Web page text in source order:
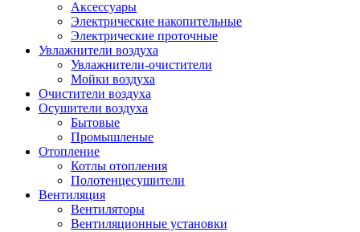
Аксессуары
Электрические накопительные
Электрические проточные
Увлажнители воздуха
Увлажнители-очистители
Мойки воздуха
Очистители воздуха
Осушители воздуха
Бытовые
Промышленые
Отопление
Котлы отопления
Полотенцесушители
Вентиляция
Вентиляторы
Вентиляционные установки